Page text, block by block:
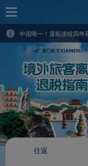
厦航承办国际航协年度
中国唯一！厦航连续四年
国际航协世界安全与运行
米其林星味进全舱再升级
暑运大幕拉开！厦航计划
厦航连续11年蝉联“最佳
厦航云端餐谱再添非遗风
往返